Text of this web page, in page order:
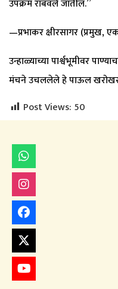
उपक्रम राबवले जातील.”
—प्रभाकर क्षीरसागर (प्रमुख,
उन्हाळ्याच्या पार्श्वभूमीवर
मंचने उचललेले हे पाऊल
Post Views: 50